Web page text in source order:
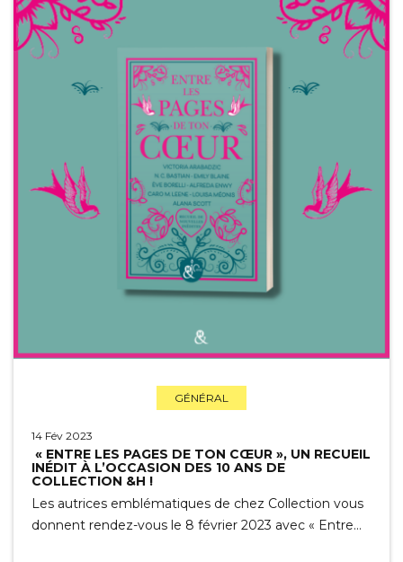
GÉNÉRAL
14 Fév 2023
« ENTRE LES PAGES DE TON CŒUR », UN RECUEIL
INÉDIT À L’OCCASION DES 10 ANS DE
COLLECTION &H !
Les autrices emblématiques de chez Collection vous
donnent rendez-vous le 8 février 2023 avec « Entre…